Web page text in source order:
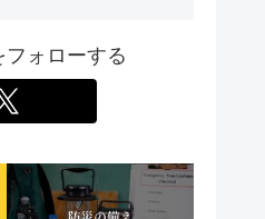
フォローする